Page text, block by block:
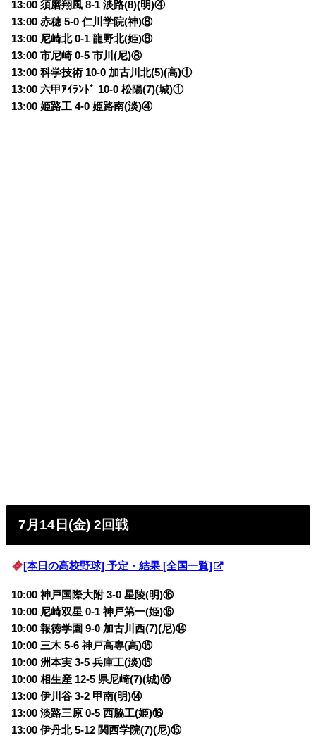
13:00 須磨翔風 8-1 淡路(8)(明)④
13:00 赤穂 5-0 仁川学院(神)⑧
13:00 尼崎北 0-1 龍野北(姫)⑥
13:00 市尼崎 0-5 市川(尼)⑧
13:00 科学技術 10-0 加古川北(5)(高)①
13:00 六甲ｱｲﾗﾝﾄﾞ 10-0 松陽(7)(城)①
13:00 姫路工 4-0 姫路南(淡)④
7月14日(金) 2回戦
[本日の高校野球] 予定・結果 [全国一覧]
10:00 神戸国際大附 3-0 星陵(明)⑯
10:00 尼崎双星 0-1 神戸第一(姫)⑮
10:00 報徳学園 9-0 加古川西(7)(尼)⑭
10:00 三木 5-6 神戸高専(高)⑮
10:00 洲本実 3-5 兵庫工(淡)⑮
10:00 相生産 12-5 県尼崎(7)(城)⑯
13:00 伊川谷 3-2 甲南(明)⑭
13:00 淡路三原 0-5 西脇工(姫)⑯
13:00 伊丹北 5-12 関西学院(7)(尼)⑮